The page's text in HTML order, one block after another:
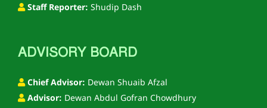
Staff Reporter: Shudip Dash
ADVISORY BOARD
Chief Advisor: Dewan Shuaib Afzal
Advisor: Dewan Abdul Gofran Chowdhury